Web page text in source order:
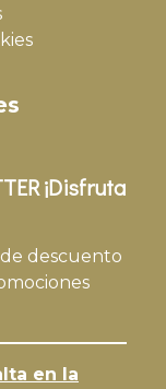
¡Disfruta
descuento
en la